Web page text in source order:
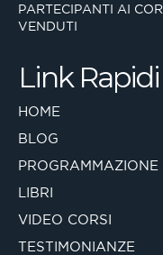
PARTECIPANTI AI
VENDUTI
Link Rapidi
HOME
BLOG
PROGRAMMAZIONE
LIBRI
VIDEO CORSI
TESTIMONIANZE